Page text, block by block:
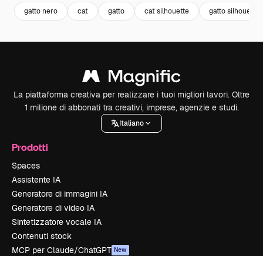
gatto nero cat gatto cat silhouette gatto silhouette
La piattaforma creativa per realizzare i tuoi migliori lavori. Oltre
1 milione di abbonati tra creativi, imprese, agenzie e studi.
Italiano
Prodotti
Spaces
Assistente IA
Generatore di immagini IA
Generatore di video IA
Sintetizzatore vocale IA
Contenuti stock
MCP per Claude/ChatGPT New